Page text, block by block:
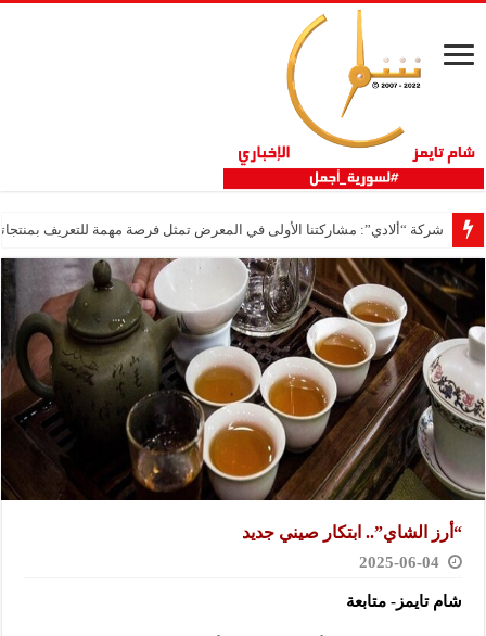
شركة “ألادي”: مشاركتنا الأولى في المعرض تمثل فرصة مهمة للتعريف
“أرز الشاي”.. ابتكار صيني جديد
2025-06-04
شام تايمز- متابعة